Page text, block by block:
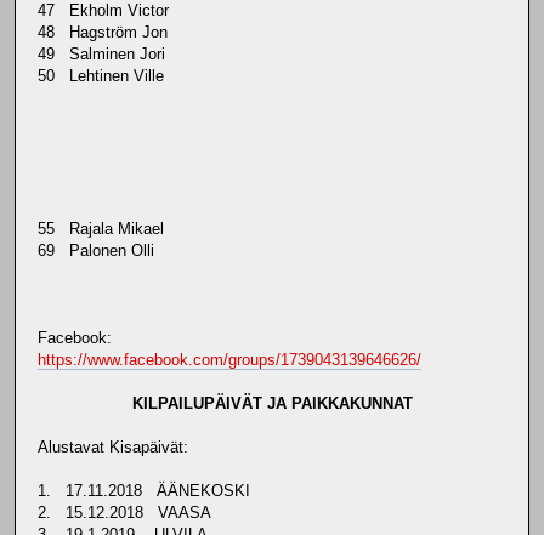
47 Ekholm Victor
48 Hagström Jon
49 Salminen Jori
50 Lehtinen Ville
55 Rajala Mikael
69 Palonen Olli
Facebook:
https://www.facebook.com/groups/1739043139646626/
KILPAILUPÄIVÄT JA PAIKKAKUNNAT
Alustavat Kisapäivät:
1. 17.11.2018 ÄÄNEKOSKI
2. 15.12.2018 VAASA